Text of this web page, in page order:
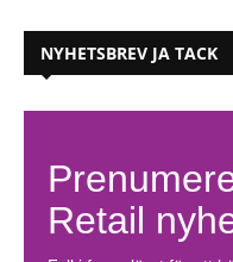
NYHETSBREV JA TACK